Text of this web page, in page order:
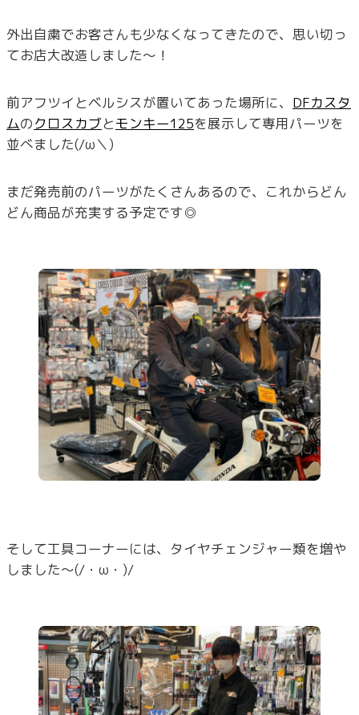
外出自粛でお客さんも少なくなってきたので、思い切っ
てお店大改造しました～！
前アフツイとベルシスが置いてあった場所に、 DFカスタ
ムのクロスカブとモンキー125を展示して専用パーツを
並べました(/ω＼)
まだ発売前のパーツがたくさんあるので、これからどん
どん商品が充実する予定です◎
そして工具コーナーには、タイヤチェンジャー類を増や
しました～(/・ω・)/